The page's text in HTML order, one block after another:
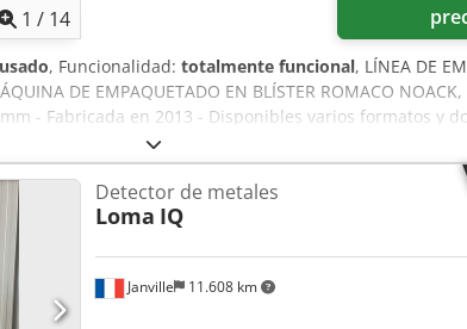
1 / 14
usado, Funcionalidad: totalmente funcional, LÍNEA DE
DE EMPAQUETADO EN BLÍSTER ROMACO
- Fabricada en 2013 - Disponibles varios formatos y
60 blísteres/minuto - Materiales de formación: PVC/ALU -
de formación: 14 mm CONSUMO DE ENERGÍA
V/50 Hz/7 kW - Fases: 3/N/PE - Voltaje: 24 V - Presión
- Superficie ocupada: 2800 x 750 x 1650 mm
MODELO P91 - Fabricada en 2014 PRODUCCIÓN -
20 x 15 x 60 mm (mín.); 120 x 80 x 200 mm (máx.) (A+B =
de energía: 400 V/50 Hz/6,5 Kw - Fases: 3+N+PE -
3180 x 1740 x 1500 mm - Peso: 1500 kg
Janville 11.608 km
Detector de metales
Loma IQ